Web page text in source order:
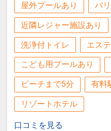
欄、またはご予約
希望の旨ご記入く
●未就学のお子様は
ニング パラディ」
ィナーブッフェが
休日あり）
屋外プールあり バ
近隣レジャー施設あり
洗浄付トイレ エス
こども用プールあり
ビーチまで5分 有料
リゾートホテル
口コミを見る